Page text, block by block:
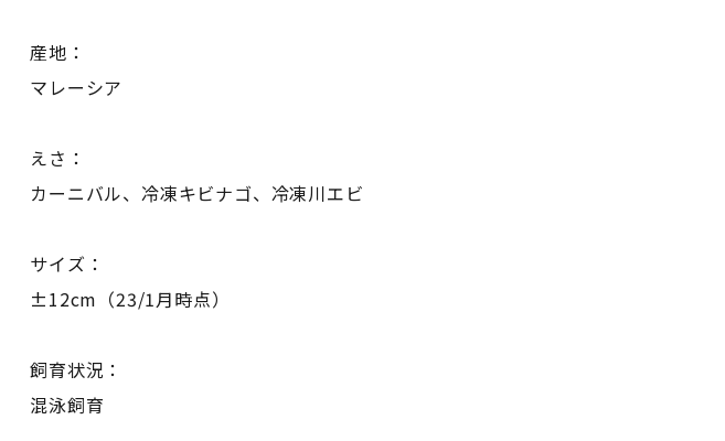
産地：
マレーシア
えさ：
カーニバル、冷凍キビナゴ、冷凍川エビ
サイズ：
±12cm（23/1月時点）
飼育状況：
混泳飼育